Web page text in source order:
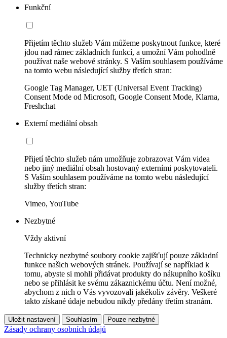
Funkční
Přijetím těchto služeb Vám můžeme poskytnout funkce, které
jdou nad rámec základních funkcí, a umožní Vám pohodlně
používat naše webové stránky. S Vaším souhlasem používáme
na tomto webu následující služby třetích stran:
Google Tag Manager, UET (Universal Event Tracking)
Consent Mode od Microsoft, Google Consent Mode, Klarna,
Freshchat
Externí mediální obsah
Přijetí těchto služeb nám umožňuje zobrazovat Vám videa
nebo jiný mediální obsah hostovaný externími poskytovateli.
S Vaším souhlasem používáme na tomto webu následující
služby třetích stran:
Vimeo, YouTube
Nezbytné
Vždy aktivní
Technicky nezbytné soubory cookie zajišťují pouze základní
funkce našich webových stránek. Používají se například k
tomu, abyste si mohli přidávat produkty do nákupního košíku
nebo se přihlásit ke svému zákaznickému účtu. Není možné,
abychom z nich o Vás vyvozovali jakékoliv závěry. Veškeré
takto získané údaje nebudou nikdy předány třetím stranám.
Uložit nastavení Souhlasím Pouze nezbytné
Zásady ochrany osobních údajů